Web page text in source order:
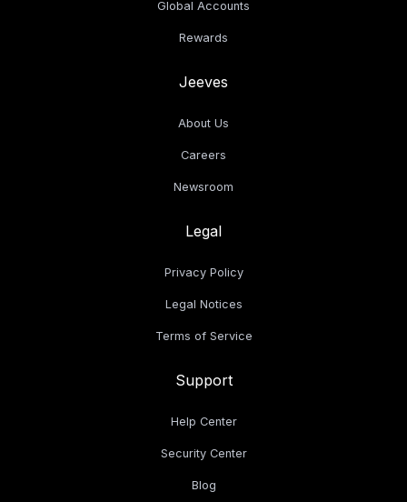
Global Accounts
Rewards
Jeeves
About Us
Careers
Newsroom
Legal
Privacy Policy
Legal Notices
Terms of Service
Support
Help Center
Security Center
Blog